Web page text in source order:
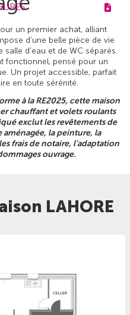
un premier achat, alliant
d'une belle pièce de vie
salle d'eau et de WC séparés.
fonctionnel, pensé pour un
Un projet accessible, parfait
en toute sérénité.
à la RE2025, cette maison
chauffant et volets roulants
exclut les revêtements de
aménagée, la peinture, la
frais de notaire, l’adaptation
ouvrage.
LAHORE